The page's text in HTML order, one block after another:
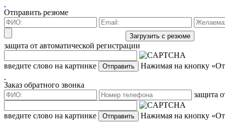
Отправить резюме
защита от автоматической регистрации
введите слово на картинке Нажимая на кнопку
Заказ обратного звонка
защита
введите слово на картинке Нажимая на кнопку